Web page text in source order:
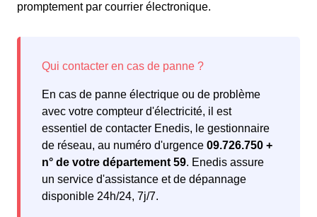
promptement par courrier électronique.
En cas de panne électrique ou de problème
avec votre compteur d'électricité, il est
essentiel de contacter Enedis, le gestionnaire
de réseau, au numéro d'urgence 09.726.750 +
n° de votre département 59. Enedis assure
un service d'assistance et de dépannage
disponible 24h/24, 7j/7.